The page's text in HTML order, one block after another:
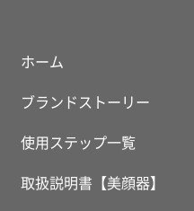
ホーム
ブランドストーリー
使用ステップ一覧
取扱説明書【美顔器】